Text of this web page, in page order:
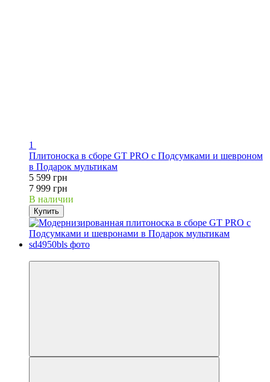
1
Плитоноска в сборе GT PRO с Подсумками и шевроном
в Подарок мультикам
5 599 грн
7 999 грн
В наличии
Купить